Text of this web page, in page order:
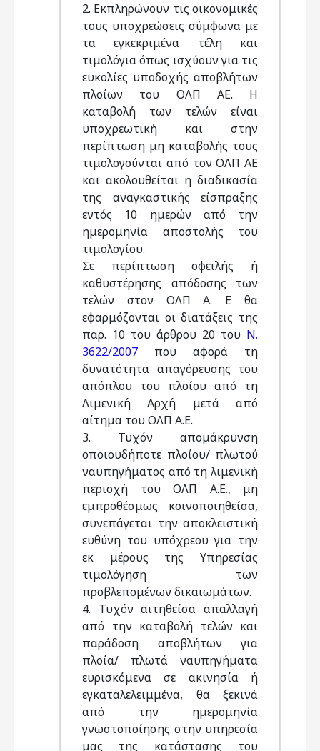
2. Εκπληρώνουν τις οικονομικές
τους υποχρεώσεις σύμφωνα με
τα εγκεκριμένα τέλη και
τιμολόγια όπως ισχύουν για τις
ευκολίες υποδοχής αποβλήτων
πλοίων του ΟΛΠ ΑΕ. Η
καταβολή των τελών είναι
υποχρεωτική και στην
περίπτωση μη καταβολής τους
τιμολογούνται από τον ΟΛΠ ΑΕ
και ακολουθείται η διαδικασία
της αναγκαστικής είσπραξης
εντός 10 ημερών από την
ημερομηνία αποστολής του
τιμολογίου.
Σε περίπτωση οφειλής ή
καθυστέρησης απόδοσης των
τελών στον ΟΛΠ Α. Ε θα
εφαρμόζονται οι διατάξεις της
παρ. 10 του άρθρου 20 του N.
3622/2007 που αφορά τη
δυνατότητα απαγόρευσης του
απόπλου του πλοίου από τη
Λιμενική Αρχή μετά από
αίτημα του ΟΛΠ Α.Ε.
3. Τυχόν απομάκρυνση
οποιουδήποτε πλοίου/ πλωτού
ναυπηγήματος από τη λιμενική
περιοχή του ΟΛΠ Α.Ε., μη
εμπροθέσμως κοινοποιηθείσα,
συνεπάγεται την αποκλειστική
ευθύνη του υπόχρεου για την
εκ μέρους της Υπηρεσίας
τιμολόγηση των
προβλεπομένων δικαιωμάτων.
4. Τυχόν αιτηθείσα απαλλαγή
από την καταβολή τελών και
παράδοση αποβλήτων για
πλοία/ πλωτά ναυπηγήματα
ευρισκόμενα σε ακινησία ή
εγκαταλελειμμένα, θα ξεκινά
από την ημερομηνία
γνωστοποίησης στην υπηρεσία
μας της κατάστασης του